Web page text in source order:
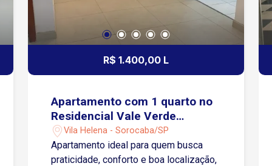
R$ 1.400,00 L
Apartamento com 1 quarto no
Residencial Vale Verde
Ipanema em Sorocaba/SP
Vila Helena - Sorocaba/SP
Apartamento ideal para quem busca
praticidade, conforto e boa localização,